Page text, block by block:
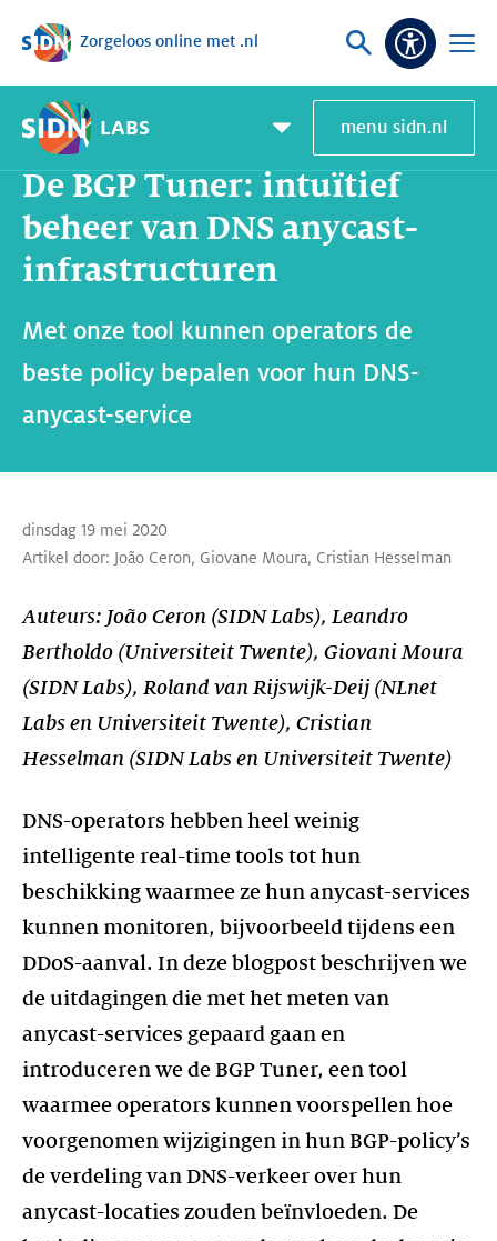
Sla navigatie over
Zorgeloos online met .nl
Vraag
zoek
Open
LABS
Pagemenu
toggle
menu sidn.nl
Home SIDN Labs
De BGP Tuner: intuïtief
beheer van DNS anycast-
infrastructuren
Met onze tool kunnen operators de
beste policy bepalen voor hun DNS-
anycast-service
dinsdag 19 mei 2020
Artikel door: João Ceron, Giovane Moura, Cristian Hesselman
Auteurs: João Ceron (SIDN Labs), Leandro
Bertholdo (Universiteit Twente), Giovani Moura
(SIDN Labs), Roland van Rijswijk-Deij (NLnet
Labs en Universiteit Twente), Cristian
DNS-operators hebben heel weinig
intelligente real-time tools tot hun
beschikking waarmee ze hun anycast-services
kunnen monitoren, bijvoorbeeld tijdens een
DDoS-aanval. In deze blogpost beschrijven we
de uitdagingen die met het meten van
anycast-services gepaard gaan en
introduceren we de BGP Tuner, een tool
waarmee operators kunnen voorspellen hoe
voorgenomen wijzigingen in hun BGP-policy’s
de verdeling van DNS-verkeer over hun
anycast-locaties zouden beïnvloeden. De